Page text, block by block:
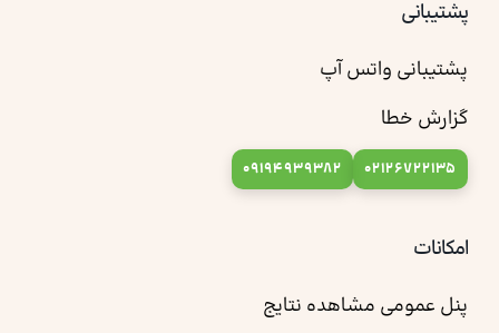
پشتیبانی
پشتیبانی واتس آپ
گزارش خطا
02126722135
09194939382
امکانات
پنل عمومی مشاهده نتایج